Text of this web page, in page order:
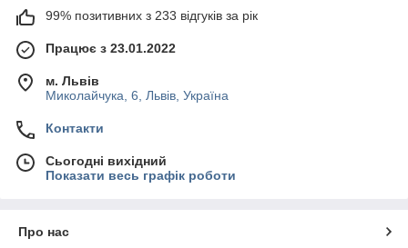
99% позитивних з 233 відгуків за рік
Працює з 23.01.2022
м. Львів
Миколайчука, 6, Львів, Україна
Контакти
Сьогодні вихідний
Показати весь графік роботи
Про нас